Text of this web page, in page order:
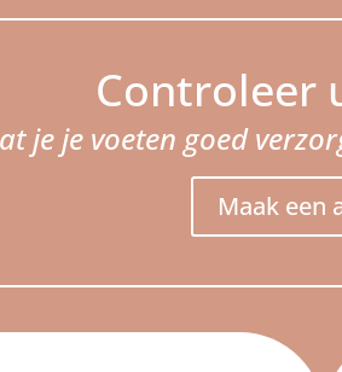
Controleer
je je voeten goed
Maak een